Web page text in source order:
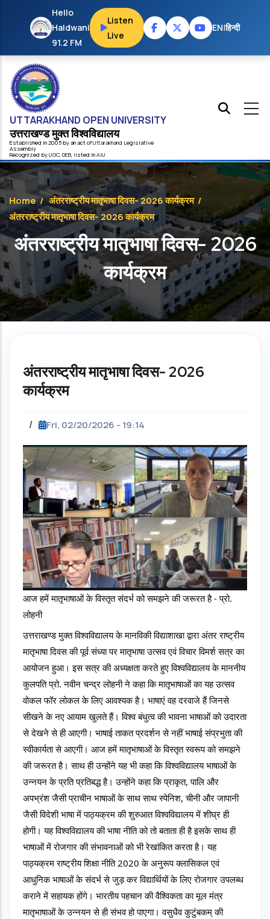
Skip to main content
Hello
Haldwani
91.2 FM
Listen
Live
EN|हिन्दी
UTTARAKHAND OPEN UNIVERSITY
उत्तराखण्ड मुक्त विश्‍वविद्यालय
Established in 2005 by an act ofUttarakhand Legislative
Assembly
Recognized byUGC, DEB, listed inAIU
Home/ अंतरराष्ट्रीय मातृभाषा दिवस- 2026 कार्यक्रम /
अंतरराष्ट्रीय मातृभाषा दिवस- 2026 कार्यक्रम
अंतरराष्ट्रीय मातृभाषा दिवस- 2026
कार्यक्रम
अंतरराष्ट्रीय मातृभाषा दिवस- 2026
कार्यक्रम
/ Fri, 02/20/2026 - 19:14
आज हमें मातृभाषाओं के विस्तृत संदर्भ को समझने की जरूरत है - प्रो.
लोहनी
उत्तराखण्ड मुक्त विश्वविद्यालय के मानविकी विद्याशाखा द्वारा अंतर राष्ट्रीय
मातृभाषा दिवस की पूर्व संध्या पर मातृभाषा उत्सव एवं विचार विमर्श सत्र का
आयोजन हुआ। इस सत्र की अध्यक्षता करते हुए विश्वविद्यालय के माननीय
कुलपति प्रो. नवीन चन्द्र लोहनी ने कहा कि मातृभाषाओं का यह उत्सव
वोकल फॉर लोकल के लिए आवश्यक है। भाषाएं वह दरवाजे हैं जिनसे
सीखने के नए आयाम खुलते हैं। विश्व बंधुत्व की भावना भाषाओं को उदारता
से देखने से ही आएगी। भाषाई ताकत प्रदर्शन से नहीं भाषाई संप्रभुता की
स्वीकार्यता से आएगी। आज हमें मातृभाषाओं के विस्तृत स्वरूप को समझने
की जरूरत है। साथ ही उन्होंने यह भी कहा कि विश्वविद्यालय भाषाओं के
उन्नयन के प्रति प्रतिबद्ध है। उन्होंने कहा कि प्राकृत, पालि और
अपभ्रंश जैसी प्राचीन भाषाओं के साथ साथ स्पेनिश, चीनी और जापानी
जैसी विदेशी भाषा में पाठ्यक्रम की शुरुआत विश्वविद्यालय में शीघ्र ही
होगी। यह विश्वविद्यालय की भाषा नीति को तो बताता ही है इसके साथ ही
भाषाओं में रोजगार की संभावनाओं को भी रेखांकित करता है। यह
पाठ्यक्रम राष्ट्रीय शिक्षा नीति 2020 के अनुरूप क्लासिकल एवं
आधुनिक भाषाओं के संदर्भ से जुड़ कर विद्यार्थियों के लिए रोजगार उपलब्ध
कराने में सहायक होंगे। भारतीय पहचान की वैश्विकता का मूल मंत्र
मातृभाषाओं के उन्नयन से ही संभव हो पाएगा। वसुधैव कुटुंबकम् की